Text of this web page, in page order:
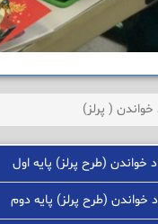
( پرلز)
خواندن (طرح پرلز) پایه اول
خواندن (طرح پرلز) پایه دوم